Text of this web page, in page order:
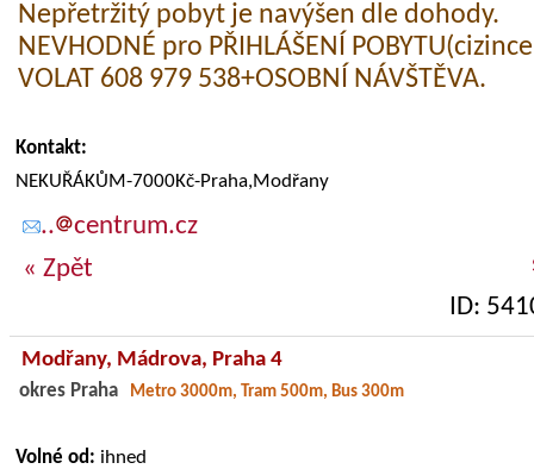
Nepřetržitý pobyt je navýšen dle dohody.
NEVHODNÉ pro PŘIHLÁŠENÍ
VOLAT 608 979 538+OSOBNÍ NÁVŠTĚVA.
Kontakt:
NEKUŘÁKŮM-7000Kč-Praha,Modřany
..
centrum.cz
« Zpět
ID:
Modřany, Mádrova, Praha 4
okres Praha Metro 3000m, Tram 500m, Bus 300m
Volné od: ihned